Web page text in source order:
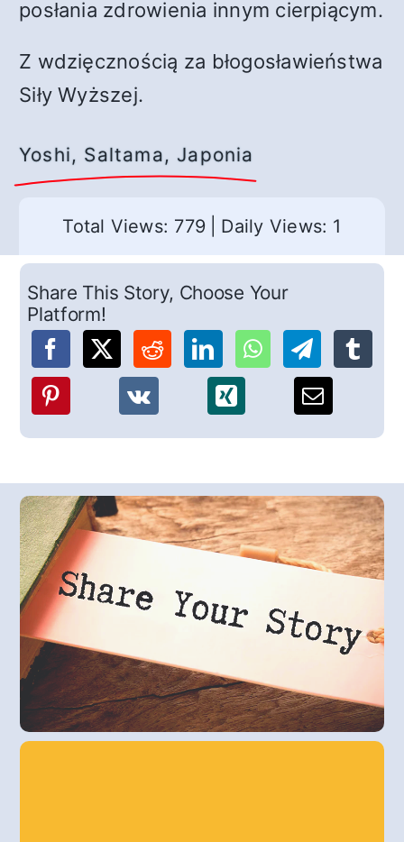
posłania zdrowienia innym cierpiącym.
Z wdzięcznością za błogosławieństwa
Siły Wyższej.
Yoshi, Saltama, Japonia
Total Views: 779 Daily Views: 1
Share This Story, Choose Your
Platform!